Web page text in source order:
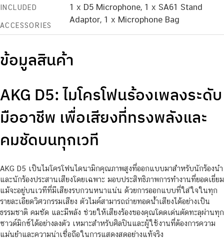
INCLUDED
ACCESSORIES
1 x D5 Microphone, 1 x SA61 Stand
Adaptor, 1 x Microphone Bag
ข้อมูลสินค้า
AKG D5: ไมโครโฟนร้องเพลงระดับ
มืออาชีพ เพื่อเสียงที่ทรงพลังและ
คมชัดบนทุกเวที
AKG D5 เป็นไมโครโฟนไดนามิกคุณภาพสูงที่ออกแบบมาสำหรับนักร้องนำ
และนักร้องประสานเสียงโดยเฉพาะ มอบประสิทธิภาพการทำงานที่ยอดเยี่ยม
แม้จะอยู่บนเวทีที่มีเสียงรบกวนหนาแน่น ด้วยการออกแบบที่ใส่ใจในทุก
รายละเอียดวิศวกรรมเสียง ตัวไมค์สามารถถ่ายทอดน้ำเสียงได้อย่างเป็น
ธรรมชาติ คมชัด และมีพลัง ช่วยให้เสียงร้องของคุณโดดเด่นตัดทะลุผ่านทุก
ซาวด์มิกซ์ได้อย่างลงตัว เหมาะสำหรับศิลปินและผู้ใช้งานที่ต้องการความ
แม่นยำและความน่าเชื่อถือในการแสดงสดอย่างแท้จริง